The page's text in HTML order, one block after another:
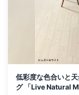
低彩度な色合いと
グ 「Live Natural